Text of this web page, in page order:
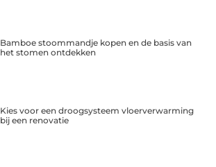
Bamboe stoommandje kopen en de basis van
het stomen ontdekken
Kies voor een droogsysteem vloerverwarming
bij een renovatie